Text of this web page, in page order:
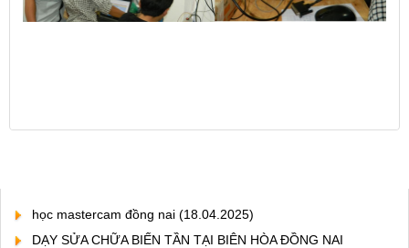
học mastercam đồng nai (18.04.2025)
DẠY SỬA CHỮA BIẾN TẦN TẠI BIÊN HÒA ĐỒNG NAI